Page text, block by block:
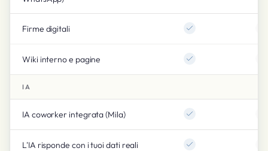
Firme digitali
Wiki interno e pagine
IA
IA coworker integrata (Mila)
L'IA risponde con i tuoi dati reali